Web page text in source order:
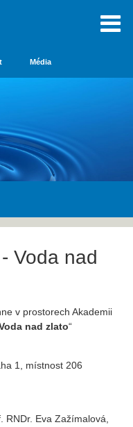
Média
Voda nad
v prostorech Akademii
nad zlato“
1, místnost 206
RNDr. Eva Zažímalová,